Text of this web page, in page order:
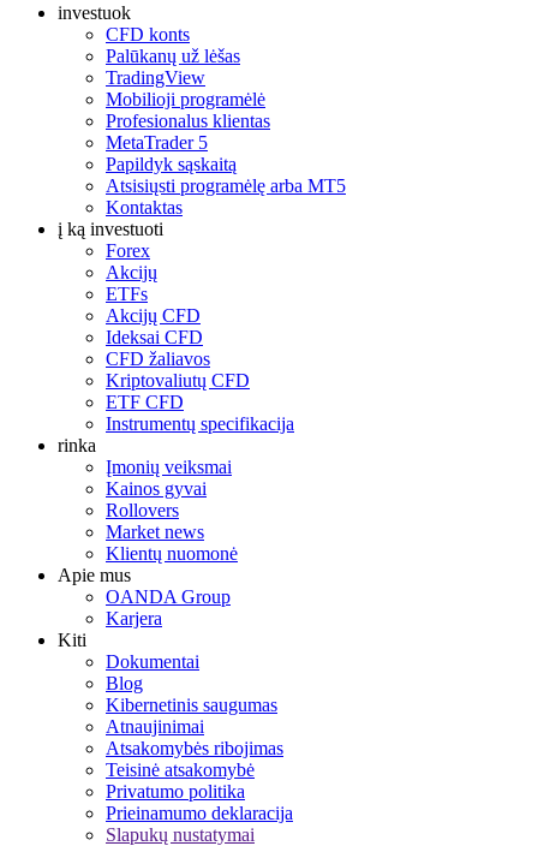
investuok
CFD konts
Palūkanų už lėšas
TradingView
Mobilioji programėlė
Profesionalus klientas
MetaTrader 5
Papildyk sąskaitą
Atsisiųsti programėlę arba MT5
Kontaktas
į ką investuoti
Forex
Akcijų
ETFs
Akcijų CFD
Ideksai CFD
CFD žaliavos
Kriptovaliutų CFD
ETF CFD
Instrumentų specifikacija
rinka
Įmonių veiksmai
Kainos gyvai
Rollovers
Market news
Klientų nuomonė
Apie mus
OANDA Group
Karjera
Kiti
Dokumentai
Blog
Kibernetinis saugumas
Atnaujinimai
Atsakomybės ribojimas
Teisinė atsakomybė
Privatumo politika
Prieinamumo deklaracija
Slapukų nustatymai